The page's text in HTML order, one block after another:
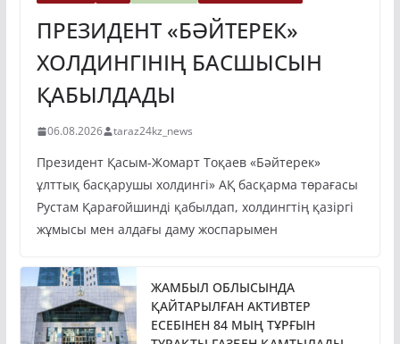
ПРЕЗИДЕНТ «БӘЙТЕРЕК»
ХОЛДИНГІНІҢ БАСШЫСЫН
ҚАБЫЛДАДЫ
06.08.2026 taraz24kz_news
Президент Қасым-Жомарт Тоқаев «Бәйтерек»
ұлттық басқарушы холдингі» АҚ басқарма төрағасы
Рустам Қарағойшинді қабылдап, холдингтің қазіргі
жұмысы мен алдағы даму жоспарымен
ЖАМБЫЛ ОБЛЫСЫНДА
ҚАЙТАРЫЛҒАН АКТИВТЕР
ЕСЕБІНЕН 84 МЫҢ ТҰРҒЫН